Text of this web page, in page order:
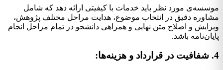
موسسه‌ی مورد نظر باید خدمات با کیفیتی ارائه دهد که شامل
مشاوره دقیق در انتخاب موضوع، هدایت مراحل مختلف پژوهش،
ویرایش و اصلاح متن نهایی و همراهی دانشجو در تمام مراحل انجام
پایان‌نامه باشد.
4. شفافیت در قرارداد و هزینه‌ها: